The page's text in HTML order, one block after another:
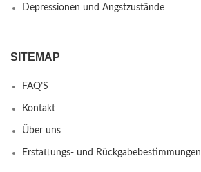
Depressionen und Angstzustände
SITEMAP
FAQ’S
Kontakt
Über uns
Erstattungs- und Rückgabebestimmungen